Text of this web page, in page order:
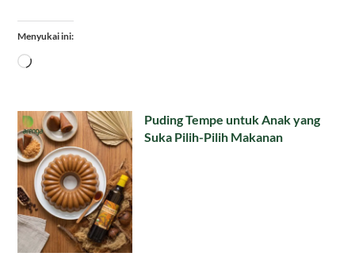
Menyukai ini:
Memuat...
Puding Tempe untuk Anak yang
Suka Pilih-Pilih Makanan